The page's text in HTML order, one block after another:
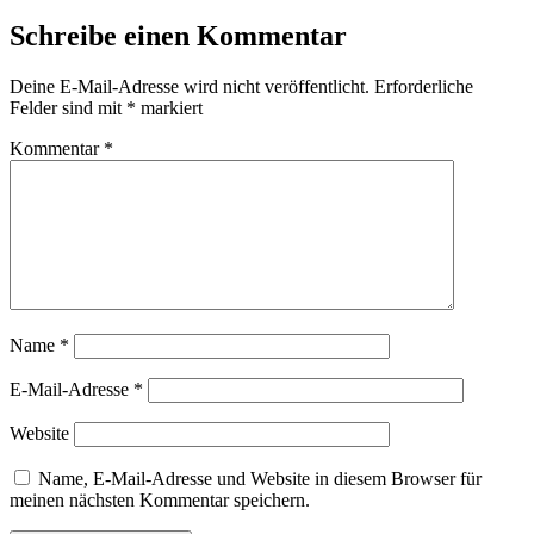
Schreibe einen Kommentar
Deine E-Mail-Adresse wird nicht veröffentlicht. Erforderliche
Felder sind mit * markiert
Kommentar *
Name *
E-Mail-Adresse *
Website
Name, E-Mail-Adresse und Website in diesem Browser für
meinen nächsten Kommentar speichern.